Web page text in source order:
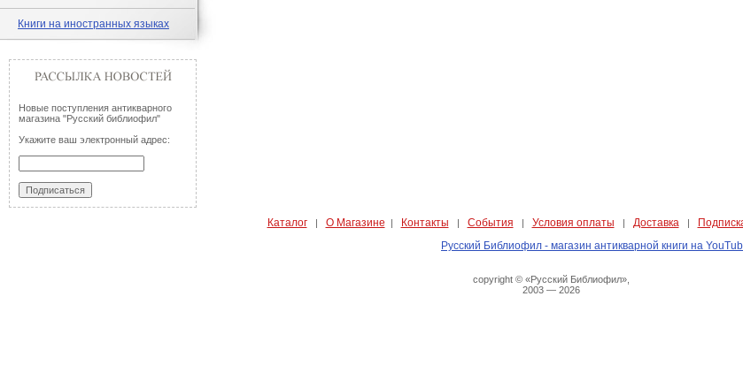
Книги на иностранных языках
Новые поступления антикварного
магазина "Русский библиофил"
Укажите ваш электронный адрес:
Каталог| О Магазине | Контакты | События | Условия оплаты | Доставка |
Русский Библиофил - магазин антикварной книги на
copyright © «Русский Библиофил»,
2003 — 2026